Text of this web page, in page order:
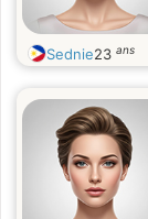
Sednie23 ans